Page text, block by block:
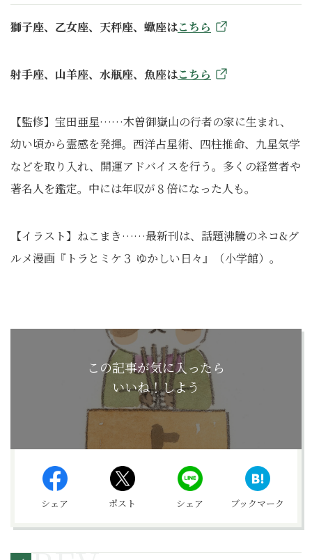
獅子座、乙女座、天秤座、蠍座はこちら
射手座、山羊座、水瓶座、魚座はこちら
【監修】宝田亜星……木曽御嶽山の行者の家に生まれ、
幼い頃から霊感を発揮。西洋占星術、四柱推命、九星気学
などを取り入れ、開運アドバイスを行う。多くの経営者や
著名人を鑑定。中には年収が８倍になった人も。
【イラスト】ねこまき……最新刊は、話題沸騰のネコ&グ
ルメ漫画『トラとミケ３ ゆかしい日々』（小学館）。
この記事が気に入ったら
いいね！しよう
シェア ポスト シェア ブックマーク